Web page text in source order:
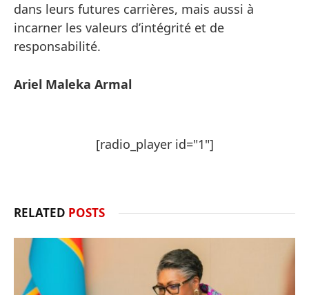
dans leurs futures carrières, mais aussi à
incarner les valeurs d’intégrité et de
responsabilité.
Ariel Maleka Armal
[radio_player id="1"]
RELATED POSTS